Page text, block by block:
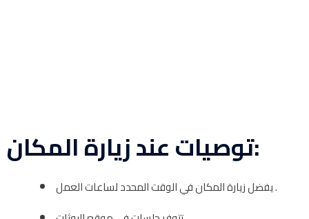
توصيات عند زيارة المكان:
يفضل زيارة المكان في الوقت المحدد لساعات العمل .